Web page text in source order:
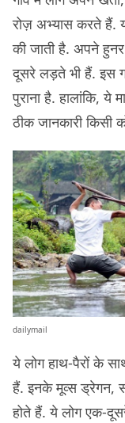
रोज़ अभ्यास करते हैं.
की जाती है. अपने
दूसरे लड़ते भी हैं. इस
पुराना है. हालांकि, ये
ठीक जानकारी किसी
dailymail
ये लोग हाथ-पैरों के
हैं. इनके मूव्स ड्रेगन,
होते हैं. ये लोग एक-